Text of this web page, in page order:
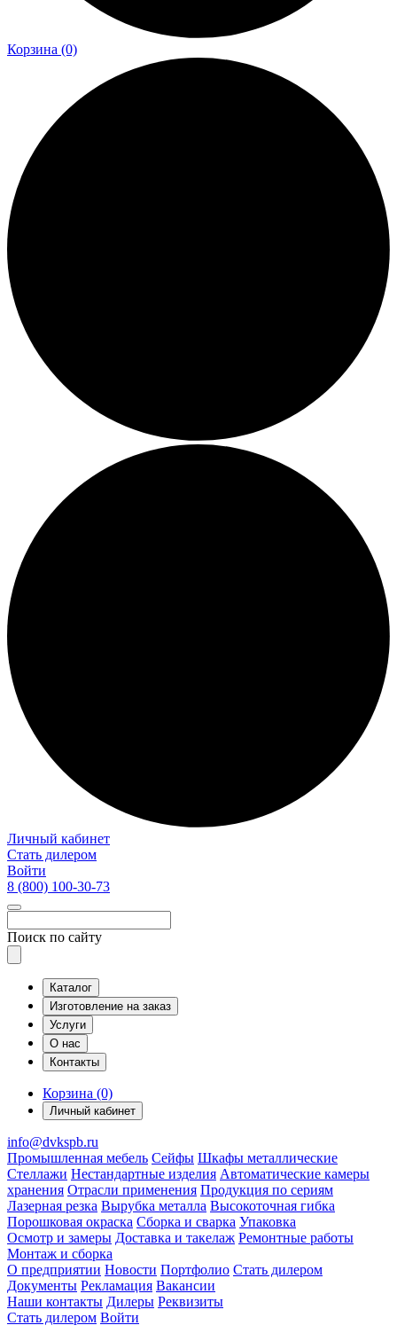
Корзина (0)
Личный кабинет
Стать дилером
Войти
8 (800) 100-30-73
Поиск по сайту
Каталог
Изготовление на заказ
Услуги
О нас
Контакты
Корзина (0)
Личный кабинет
info@dvkspb.ru
Промышленная мебель Сейфы Шкафы металлические
Стеллажи Нестандартные изделия Автоматические камеры
хранения Отрасли применения Продукция по сериям
Лазерная резка Вырубка металла Высокоточная гибка
Порошковая окраска Сборка и сварка Упаковка
Осмотр и замеры Доставка и такелаж Ремонтные работы
Монтаж и сборка
О предприятии Новости Портфолио Стать дилером
Документы Рекламация Вакансии
Наши контакты Дилеры Реквизиты
Стать дилером Войти